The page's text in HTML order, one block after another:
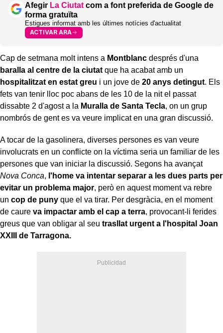
Afegir La Ciutat com a font preferida de Google de
forma gratuïta
Estigues informat amb les últimes notícies d'actualitat
ACTIVAR ARA
Cap de setmana molt intens a Montblanc després d'una
baralla al centre de la ciutat que ha acabat amb un
hospitalitzat en estat greu i un jove de 20 anys detingut. Els
fets van tenir lloc poc abans de les 10 de la nit el passat
dissabte 2 d'agost a la Muralla de Santa Tecla, on un grup
nombrós de gent es va veure implicat en una gran discussió.
A tocar de la gasolinera, diverses persones es van veure
involucrats en un conflicte on la víctima seria un familiar de les
persones que van iniciar la discussió. Segons ha avançat
Nova Conca, l'home va intentar separar a les dues parts per
evitar un problema major, però en aquest moment va rebre
un cop de puny que el va tirar. Per desgràcia, en el moment
de caure va impactar amb el cap a terra, provocant-li ferides
greus que van obligar al seu trasllat urgent a l'hospital Joan
XXIII de Tarragona.